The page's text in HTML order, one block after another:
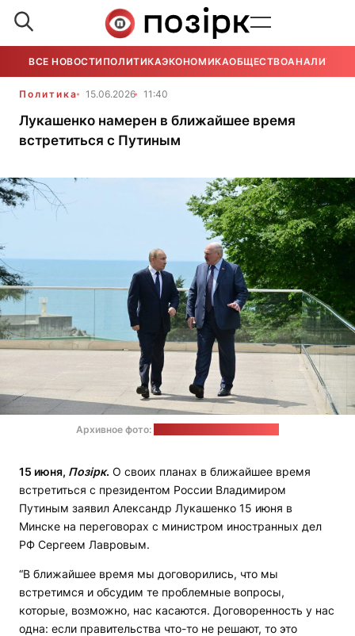
ВСЕ НОВОСТИ ПОЛИТИКАЭКОНОМИКАОБЩЕСТВОАНАЛИТИКА
Политика 15.06.2026 11:40
Лукашенко намерен в ближайшее время
встретиться с Путиным
Архивное фото:
15 июня, Позірк. О своих планах в ближайшее время
встретиться с президентом России Владимиром
Путиным заявил Александр Лукашенко 15 июня в
Минске на переговорах с министром иностранных дел
РФ Сергеем Лавровым.
“В ближайшее время мы договорились, что мы
встретимся и обсудим те проблемные вопросы,
которые, возможно, нас касаются. Договоренность у нас
одна: если правительства что-то не решают, то это